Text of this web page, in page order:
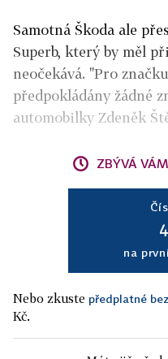
Samotná Škoda ale
Superb, který by měl
neočekává. "Pro
předpokládány žádné
automobilky Zdeněk
ZBÝVÁ
na
Nebo zkuste předplatné
Kč.